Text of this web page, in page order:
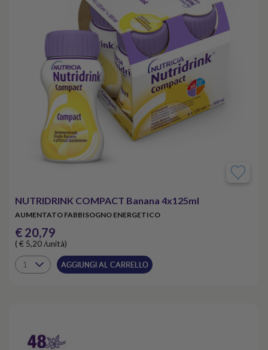
NUTRIDRINK COMPACT Banana 4x125ml
AUMENTATO FABBISOGNO ENERGETICO
€ 20,79
( € 5,20 /unità)
AGGIUNGI AL CARRELLO